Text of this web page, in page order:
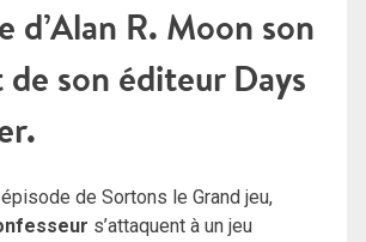
d’Alan R. Moon son
son éditeur Days
de Sortons le Grand jeu,
s’attaquent à un jeu